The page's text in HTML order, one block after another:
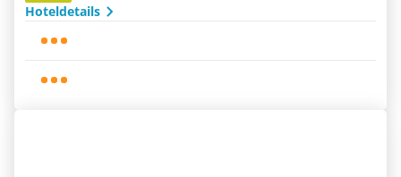
Hoteldetails